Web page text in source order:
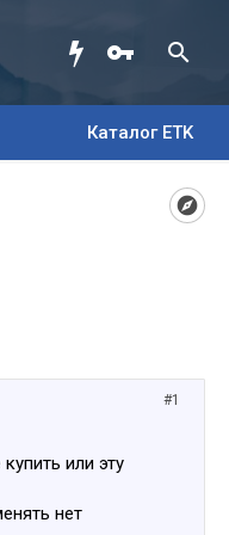
Каталог ETK
#1
или эту
нет